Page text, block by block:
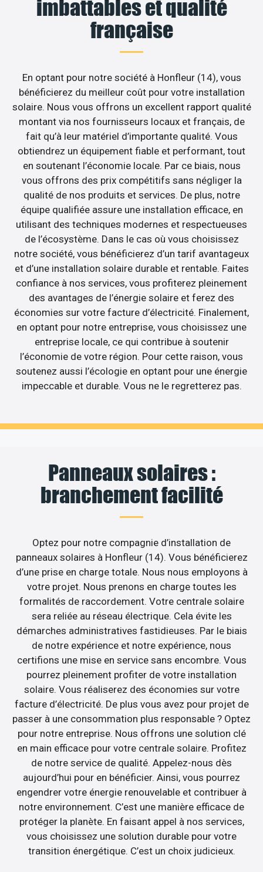
imbattables et qualité
française
En optant pour notre société à Honfleur (14), vous
bénéficierez du meilleur coût pour votre installation
solaire. Nous vous offrons un excellent rapport qualité
montant via nos fournisseurs locaux et français, de
fait qu’à leur matériel d’importante qualité. Vous
obtiendrez un équipement fiable et performant, tout
en soutenant l’économie locale. Par ce biais, nous
vous offrons des prix compétitifs sans négliger la
qualité de nos produits et services. De plus, notre
équipe qualifiée assure une installation efficace, en
utilisant des techniques modernes et respectueuses
de l’écosystème. Dans le cas où vous choisissez
notre société, vous bénéficierez d’un tarif avantageux
et d’une installation solaire durable et rentable. Faites
confiance à nos services, vous profiterez pleinement
des avantages de l’énergie solaire et ferez des
économies sur votre facture d’électricité. Finalement,
en optant pour notre entreprise, vous choisissez une
entreprise locale, ce qui contribue à soutenir
l’économie de votre région. Pour cette raison, vous
soutenez aussi l’écologie en optant pour une énergie
impeccable et durable. Vous ne le regretterez pas.
Panneaux solaires :
branchement facilité
Optez pour notre compagnie d’installation de
panneaux solaires à Honfleur (14). Vous bénéficierez
d’une prise en charge totale. Nous nous employons à
votre projet. Nous prenons en charge toutes les
formalités de raccordement. Votre centrale solaire
sera reliée au réseau électrique. Cela évite les
démarches administratives fastidieuses. Par le biais
de notre expérience et notre expérience, nous
certifions une mise en service sans encombre. Vous
pourrez pleinement profiter de votre installation
solaire. Vous réaliserez des économies sur votre
facture d’électricité. De plus vous avez pour projet de
passer à une consommation plus responsable ? Optez
pour notre entreprise. Nous offrons une solution clé
en main efficace pour votre centrale solaire. Profitez
de notre service de qualité. Appelez-nous dès
aujourd’hui pour en bénéficier. Ainsi, vous pourrez
engendrer votre énergie renouvelable et contribuer à
notre environnement. C’est une manière efficace de
protéger la planète. En faisant appel à nos services,
vous choisissez une solution durable pour votre
transition énergétique. C’est un choix judicieux.